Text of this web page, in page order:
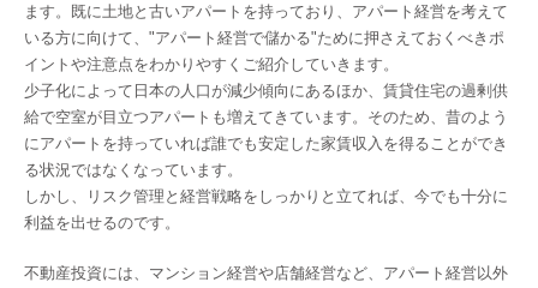
ます。既に土地と古いアパートを持っており、アパート経営を考えて
いる方に向けて、"アパート経営で儲かる"ために押さえておくべきポ
イントや注意点をわかりやすくご紹介していきます。
少子化によって日本の人口が減少傾向にあるほか、賃貸住宅の過剰供
給で空室が目立つアパートも増えてきています。そのため、昔のよう
にアパートを持っていれば誰でも安定した家賃収入を得ることができ
る状況ではなくなっています。
しかし、リスク管理と経営戦略をしっかりと立てれば、今でも十分に
利益を出せるのです。
不動産投資には、マンション経営や店舗経営など、アパート経営以外